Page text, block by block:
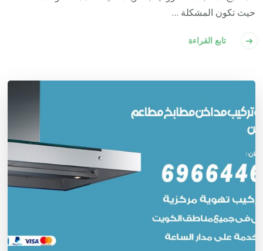
حيث تكون المشكلة …
تابع القراءة